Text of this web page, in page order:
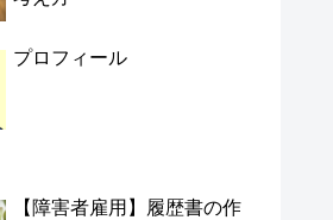
プロフィール
【障害者雇用】履歴書の作